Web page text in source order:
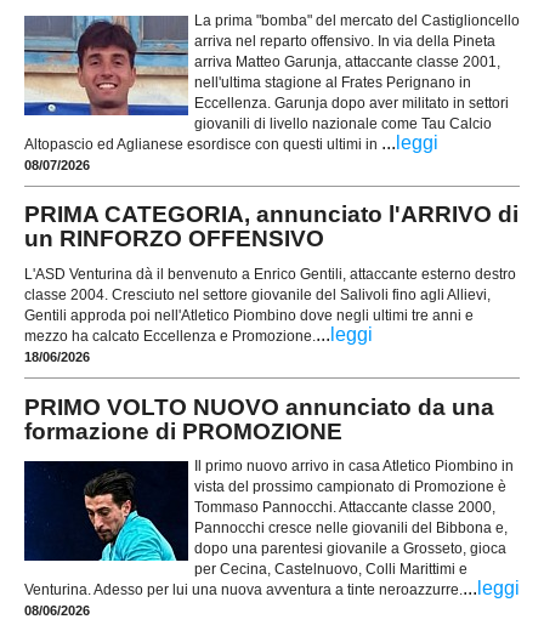
La prima "bomba" del mercato del Castiglioncello
arriva nel reparto offensivo. In via della Pineta
arriva Matteo Garunja, attaccante classe 2001,
nell'ultima stagione al Frates Perignano in
Eccellenza. Garunja dopo aver militato in settori
giovanili di livello nazionale come Tau Calcio
Altopascio ed Aglianese esordisce con questi ultimi in ... leggi
08/07/2026
PRIMA CATEGORIA, annunciato l'ARRIVO di
un RINFORZO OFFENSIVO
L'ASD Venturina dà il benvenuto a Enrico Gentili, attaccante esterno destro
classe 2004. Cresciuto nel settore giovanile del Salivoli fino agli Allievi,
Gentili approda poi nell'Atletico Piombino dove negli ultimi tre anni e
mezzo ha calcato Eccellenza e Promozione. ... leggi
18/06/2026
PRIMO VOLTO NUOVO annunciato da una
formazione di PROMOZIONE
Il primo nuovo arrivo in casa Atletico Piombino in
vista del prossimo campionato di Promozione è
Tommaso Pannocchi. Attaccante classe 2000,
Pannocchi cresce nelle giovanili del Bibbona e,
dopo una parentesi giovanile a Grosseto, gioca
per Cecina, Castelnuovo, Colli Marittimi e
Venturina. Adesso per lui una nuova avventura a tinte neroazzurre.... leggi
08/06/2026